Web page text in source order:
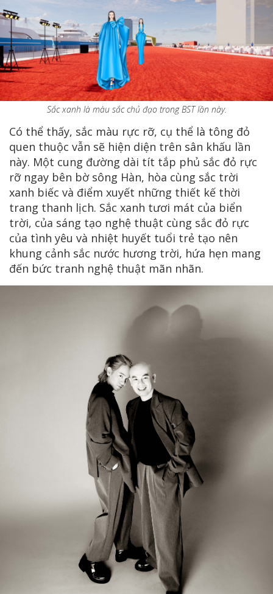
Sắc xanh là màu sắc chủ đạo trong BST lần này.
Có thể thấy, sắc màu rực rỡ, cụ thể là tông đỏ
quen thuộc vẫn sẽ hiện diện trên sân khấu lần
này. Một cung đường dài tít tắp phủ sắc đỏ rực
rỡ ngay bên bờ sông Hàn, hòa cùng sắc trời
xanh biếc và điểm xuyết những thiết kế thời
trang thanh lịch. Sắc xanh tươi mát của biển
trời, của sáng tạo nghệ thuật cùng sắc đỏ rực
của tình yêu và nhiệt huyết tuổi trẻ tạo nên
khung cảnh sắc nước hương trời, hứa hẹn mang
đến bức tranh nghệ thuật mãn nhãn.